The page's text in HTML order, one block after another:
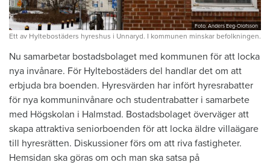
Foto: Anders Eeg-Olofsson
Ett av Hyltebostäders hyreshus i Unnaryd. I kommunen minskar befolkningen.
Nu samarbetar bostadsbolaget med kommunen för att locka
nya invånare. För Hyltebostäders del handlar det om att
erbjuda bra boenden. Hyresvärden har infört hyresrabatter
för nya kommuninvånare och studentrabatter i samarbete
med Högskolan i Halmstad. Bostadsbolaget överväger att
skapa attraktiva seniorboenden för att locka äldre villaägare
till hyresrätten. Diskussioner förs om att riva fastigheter.
Hemsidan ska göras om och man ska satsa på